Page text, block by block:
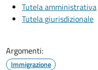
Tutela amministrativa
Tutela giurisdizionale
Argomenti:
Immigrazione